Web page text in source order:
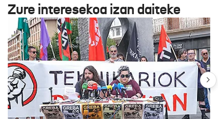
Zure interesekoa izan daiteke